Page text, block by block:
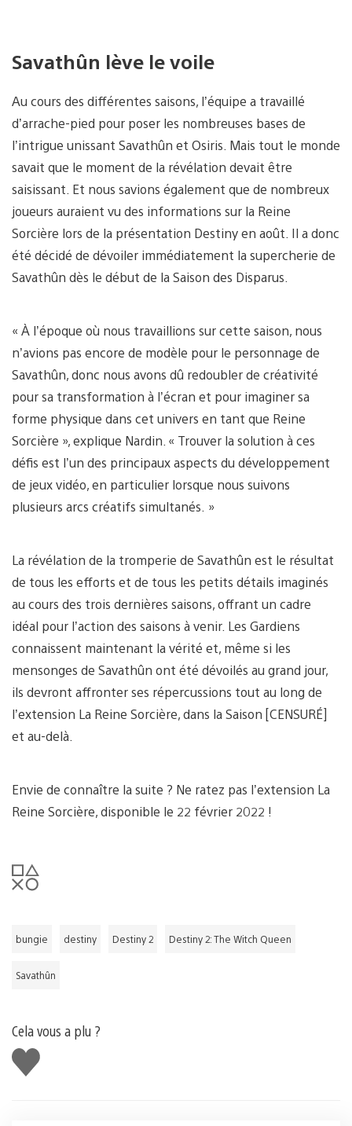
Savathûn lève le voile
Au cours des différentes saisons, l’équipe a travaillé
d’arrache-pied pour poser les nombreuses bases de
l’intrigue unissant Savathûn et Osiris. Mais tout le monde
savait que le moment de la révélation devait être
saisissant. Et nous savions également que de nombreux
joueurs auraient vu des informations sur la Reine
Sorcière lors de la présentation Destiny en août. Il a donc
été décidé de dévoiler immédiatement la supercherie de
Savathûn dès le début de la Saison des Disparus.
« À l’époque où nous travaillions sur cette saison, nous
n’avions pas encore de modèle pour le personnage de
Savathûn, donc nous avons dû redoubler de créativité
pour sa transformation à l’écran et pour imaginer sa
forme physique dans cet univers en tant que Reine
Sorcière », explique Nardin. « Trouver la solution à ces
défis est l’un des principaux aspects du développement
de jeux vidéo, en particulier lorsque nous suivons
plusieurs arcs créatifs simultanés. »
La révélation de la tromperie de Savathûn est le résultat
de tous les efforts et de tous les petits détails imaginés
au cours des trois dernières saisons, offrant un cadre
idéal pour l’action des saisons à venir. Les Gardiens
connaissent maintenant la vérité et, même si les
mensonges de Savathûn ont été dévoilés au grand jour,
ils devront affronter ses répercussions tout au long de
l’extension La Reine Sorcière, dans la Saison [CENSURÉ]
et au-delà.
Envie de connaître la suite ? Ne ratez pas l’extension La
Reine Sorcière, disponible le 22 février 2022 !
bungie destiny Destiny 2 Destiny 2: The Witch Queen
Savathûn
Cela vous a plu ?
J'aime